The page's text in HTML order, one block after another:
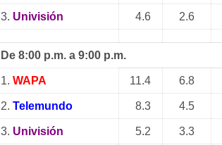
3. Univisión 4.6 2.6
De 8:00 p.m. a 9:00 p.m.
1. WAPA 11.4 6.8
2. Telemundo 8.3 4.5
3. Univisión 5.2 3.3